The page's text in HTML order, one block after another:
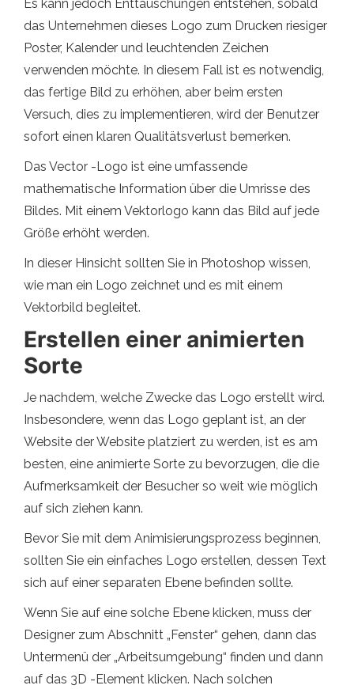
Es kann jedoch Enttäuschungen entstehen, sobald
das Unternehmen dieses Logo zum Drucken riesiger
Poster, Kalender und leuchtenden Zeichen
verwenden möchte. In diesem Fall ist es notwendig,
das fertige Bild zu erhöhen, aber beim ersten
Versuch, dies zu implementieren, wird der Benutzer
sofort einen klaren Qualitätsverlust bemerken.
Das Vector -Logo ist eine umfassende
mathematische Information über die Umrisse des
Bildes. Mit einem Vektorlogo kann das Bild auf jede
Größe erhöht werden.
In dieser Hinsicht sollten Sie in Photoshop wissen,
wie man ein Logo zeichnet und es mit einem
Vektorbild begleitet.
Erstellen einer animierten
Sorte
Je nachdem, welche Zwecke das Logo erstellt wird.
Insbesondere, wenn das Logo geplant ist, an der
Website der Website platziert zu werden, ist es am
besten, eine animierte Sorte zu bevorzugen, die die
Aufmerksamkeit der Besucher so weit wie möglich
auf sich ziehen kann.
Bevor Sie mit dem Animisierungsprozess beginnen,
sollten Sie ein einfaches Logo erstellen, dessen Text
sich auf einer separaten Ebene befinden sollte.
Wenn Sie auf eine solche Ebene klicken, muss der
Designer zum Abschnitt „Fenster“ gehen, dann das
Untermenü der „Arbeitsumgebung“ finden und dann
auf das 3D -Element klicken. Nach solchen